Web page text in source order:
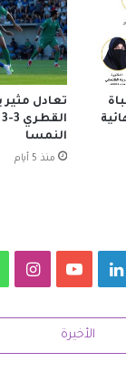
تعادل مثير
النمسا
منذ 5 أيام
لينكدإن‫YouTube
الأخيرة